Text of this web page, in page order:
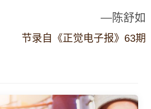
—陈舒如
节录自《正觉电子报》63期